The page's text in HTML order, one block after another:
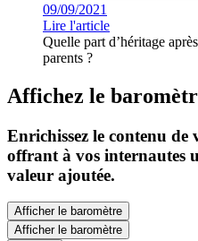
09/09/2021
Lire l'article
Quelle part d’héritage
parents ?
Affichez le
Enrichissez le contenu de
offrant à vos internautes
valeur ajoutée.
Afficher le baromètre
Afficher le baromètre